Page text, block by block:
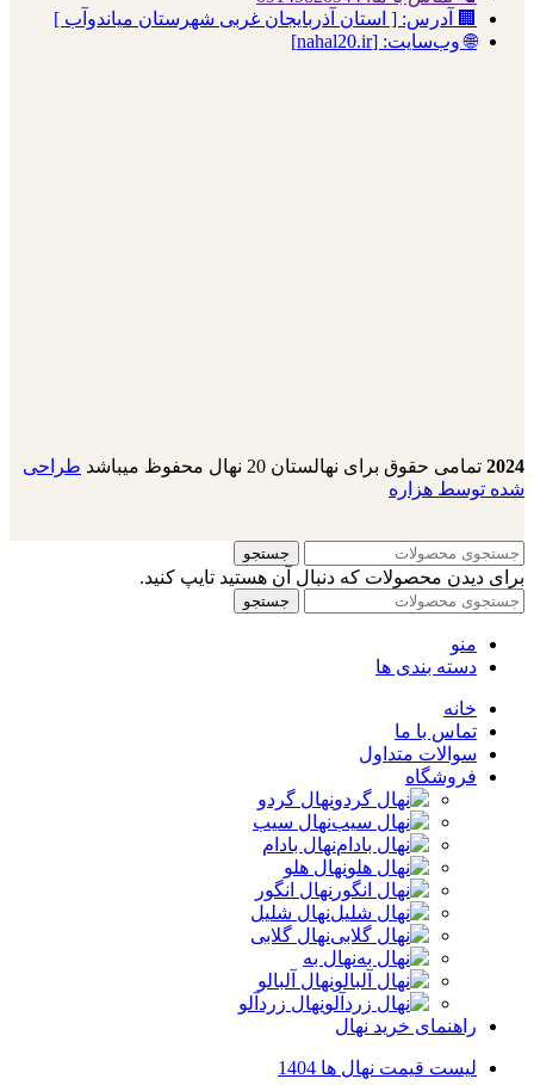
🏢 آدرس: [ استان آذربایجان غربی شهرستان میاندوآب ]
🌐 وب‌سایت: [nahal20.ir]
2024 تمامی حقوق برای نهالستان 20 نهال محفوظ میباشد
طراحی
شده توسط هزاره
جستجو
برای دیدن محصولات که دنبال آن هستید تایپ کنید.
جستجو
منو
دسته بندی ها
خانه
تماس با ما
سوالات متداول
فروشگاه
نهال گردو
نهال سیب
نهال بادام
نهال هلو
نهال انگور
نهال شلیل
نهال گلابی
نهال به
نهال آلبالو
نهال زردآلو
راهنمای خرید نهال
لیست قیمت نهال ها 1404